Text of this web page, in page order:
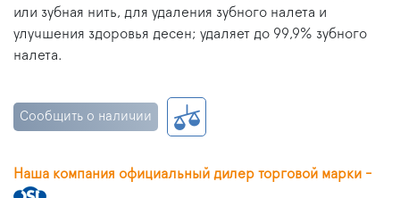
или зубная нить, для удаления зубного налета и
улучшения здоровья десен; удаляет до 99,9% зубного
налета.
Сообщить о наличии
Наша компания официальный дилер торговой марки -